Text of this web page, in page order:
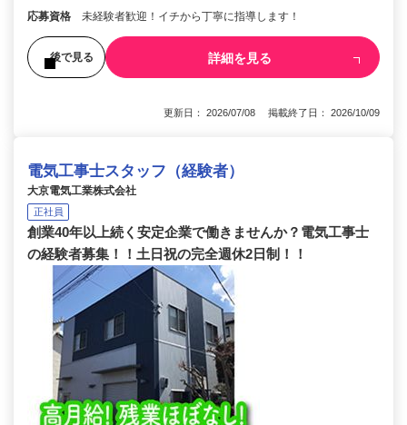
応募資格 未経験者歓迎！イチから丁寧に指導します！
後で見る 詳細を見る
更新日： 2026/07/08 掲載終了日： 2026/10/09
電気工事士スタッフ（経験者）
大京電気工業株式会社
正社員
創業40年以上続く安定企業で働きませんか？電気工事士
の経験者募集！！土日祝の完全週休2日制！！